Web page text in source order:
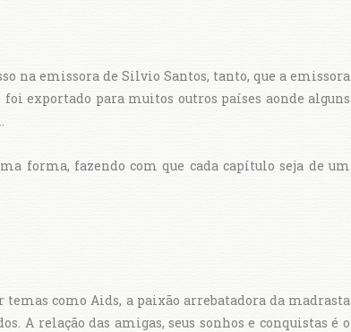
na emissora de Silvio Santos, tanto, que a emissora
exportado para muitos outros países aonde alguns
forma, fazendo com que cada capítulo seja de um
como Aids, a paixão arrebatadora da madrasta
A relação das amigas, seus sonhos e conquistas é o